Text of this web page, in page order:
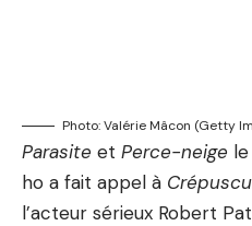
Photo: Valérie Mâcon (Getty
Parasite et Perce-neige
ho a fait appel à
l’acteur sérieux Robert